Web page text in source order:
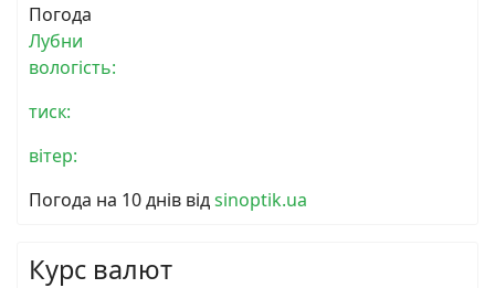
Погода
Лубни
вологість:
тиск:
вітер:
Погода на 10 днів відsinoptik.ua
Курс валют